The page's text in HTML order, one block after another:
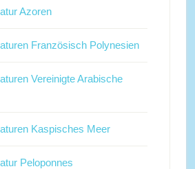
Azoren
Französisch Polynesien
Vereinigte Arabische
Kaspisches Meer
Peloponnes